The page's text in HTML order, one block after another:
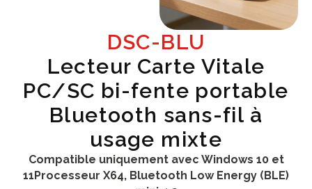
DSC-BLU
Lecteur Carte Vitale
PC/SC bi-fente portable
Bluetooth sans-fil à
usage mixte
Compatible uniquement avec Windows 10 et
11Processeur X64, Bluetooth Low Energy (BLE)